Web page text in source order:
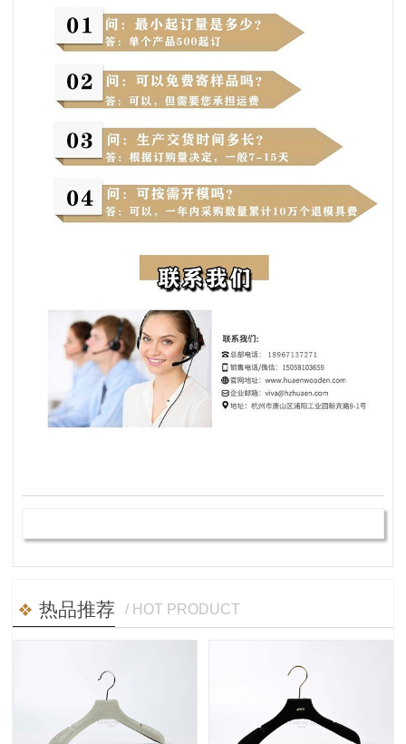
热品推荐 / HOT PRODUCT